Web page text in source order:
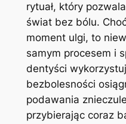
rytuał, który
świat bez bólu.
moment ulgi, to
samym procesem i
dentyści
bezbolesności
podawania
przybierając coraz